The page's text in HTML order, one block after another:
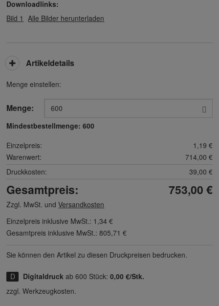
Downloadlinks:
Bild 1
Alle Bilder herunterladen
Menge einstellen:
Menge:
Mindestbestellmenge:600
Einzelpreis:
1,19 €
Warenwert:
714,00 €
Druckkosten:
39,00 €
Gesamtpreis: 753,00 €
Zzgl. MwSt. undVersandkosten
Einzelpreis inklusive MwSt.: 1,34 €
Gesamtpreis inklusive MwSt.:805,71 €
Sie können den Artikel zu diesen Druck­preisen bedrucken.
Digitaldruck ab 600 Stück:0,00 €/Stk.
zzgl. Werkzeugkosten.
Artikeldetails